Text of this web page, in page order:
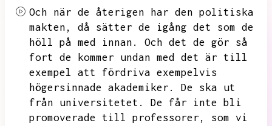
Och när de återigen har den politiska
makten,
då sätter de igång det som de
höll på med innan.
Och det de gör så
fort de kommer undan med det är till
exempel att fördriva exempelvis
högersinnade akademiker.
De ska ut
från universitetet.
De får inte bli
promoverade till professorer,
som vi